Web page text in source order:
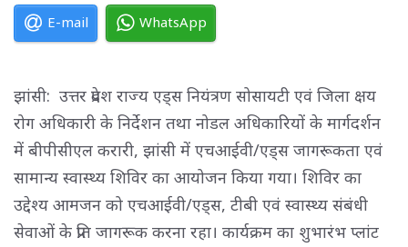
E-mail WhatsApp
झांसी: उत्तर प्रदेश राज्य एड्स नियंत्रण सोसायटी एवं जिला क्षय
रोग अधिकारी के निर्देशन तथा नोडल अधिकारियों के मार्गदर्शन
में बीपीसीएल करारी, झांसी में एचआईवी/एड्स जागरूकता एवं
सामान्य स्वास्थ्य शिविर का आयोजन किया गया। शिविर का
उद्देश्य आमजन को एचआईवी/एड्स, टीबी एवं स्वास्थ्य संबंधी
सेवाओं के प्रति जागरूक करना रहा। कार्यक्रम का शुभारंभ प्लांट